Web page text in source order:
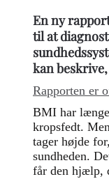
En ny
til at
kan
Rapporten er
BMI har
kropsfedt.
tager højde
sundheden.
får den hjælp,